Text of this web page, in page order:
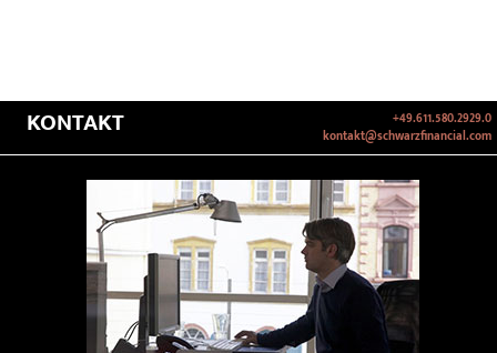
KONTAKT
+49.611.580.2929.0
kontakt@schwarzfinancial.com